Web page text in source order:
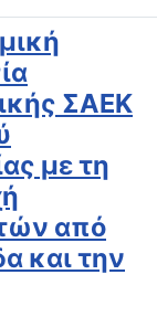
ΣΑΕΚ
με τη
από
και την